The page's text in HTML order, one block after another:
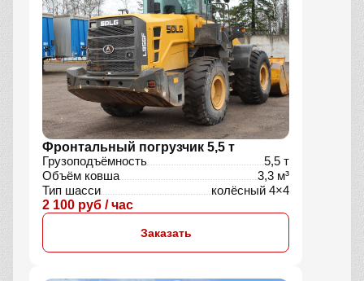
Фронтальный погрузчик 5,5 т
Грузоподъёмность
5,5 т
Объём ковша
3,3 м³
Тип шасси
колёсный 4×4
2 100 руб / час
Заказать